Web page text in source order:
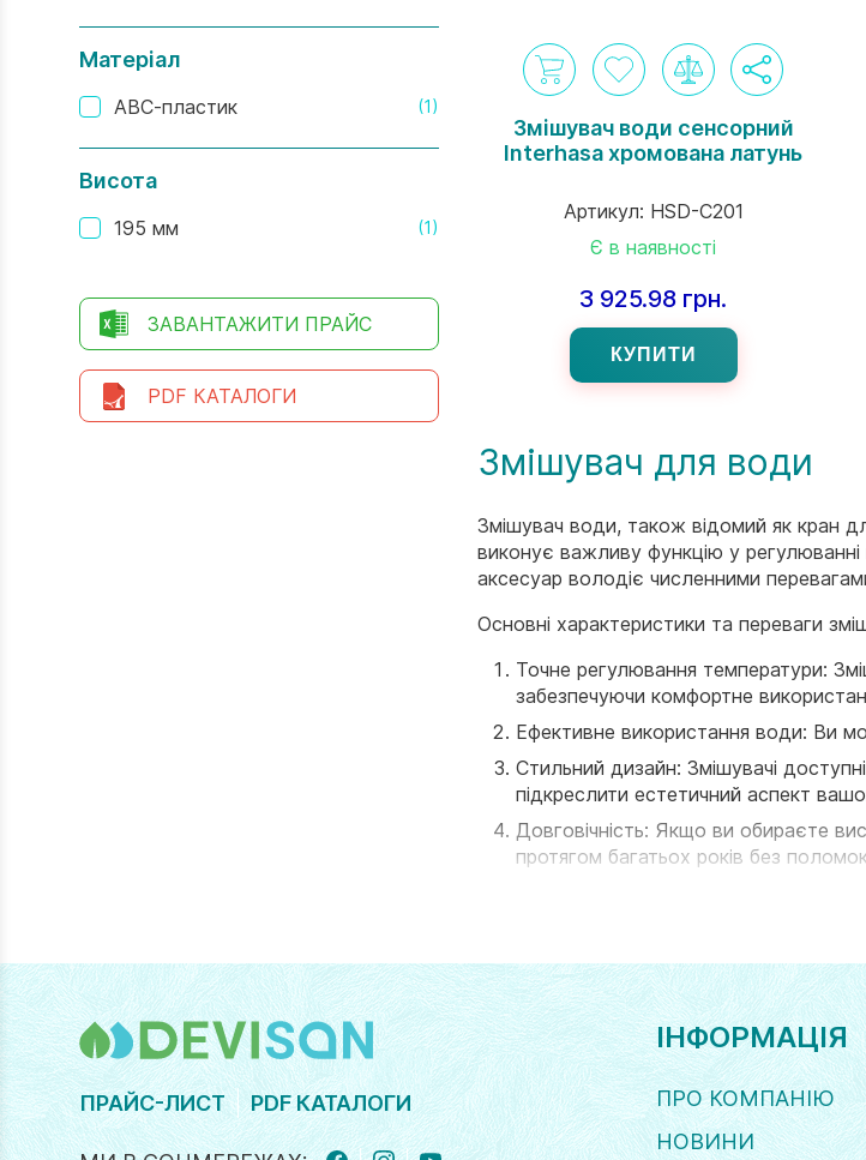
Змішувач води сенсорний
Interhasa хромована латунь
Артикул: HSD-C201
Є в наявності
3 925.98 грн.
КУПИТИ
Змішувач для води
Змішувач води, також відомий як кран
виконує важливу функцію у
аксесуар володіє численними
Основні характеристики та переваги
Точне регулювання температури:
забезпечуючи комфортне
Ефективне використання води: Ви
Стильний дизайн: Змішувачі
підкреслити естетичний аспект
Довговічність: Якщо ви обираєте
протягом багатьох років без
Зручні функції: Деякі змішувачі
Змішувач води для ванної кімнати - це
стиль вашому щоденному ритуалу
свої потреби та стиль вашого
Матеріал
АВС-пластик (1)
Висота
195 мм (1)
ЗАВАНТАЖИТИ ПРАЙС
PDF КАТАЛОГИ
ПРАЙС-ЛИСТ PDF КАТАЛОГИ
ІНФОРМАЦІЯ
ПРО КОМПАНІЮ
НОВИНИ